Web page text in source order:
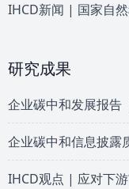
研究成果
企业碳中和发展报告
企业碳中和信息披露
IHCD观点 | 应对下